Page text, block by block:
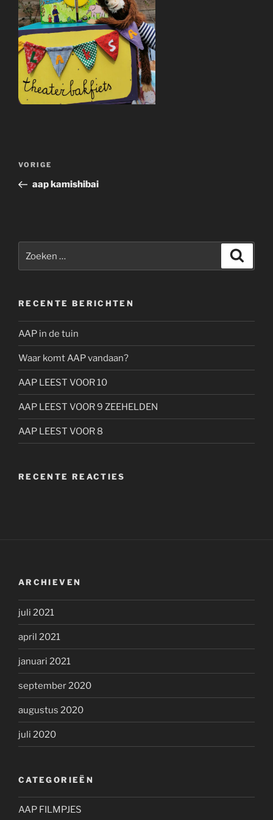
Bericht
Vorig
bericht
VORIGE
aap kamishibai
RECENTE BERICHTEN
AAP in de tuin
Waar komt AAP vandaan?
AAP LEEST VOOR 10
AAP LEEST VOOR 9 ZEEHELDEN
AAP LEEST VOOR 8
RECENTE REACTIES
ARCHIEVEN
juli 2021
april 2021
januari 2021
september 2020
augustus 2020
juli 2020
CATEGORIEËN
AAP FILMPJES